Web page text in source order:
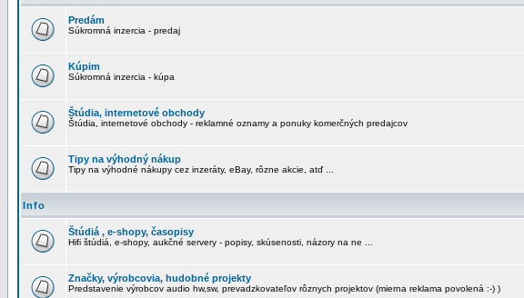
Predám
Súkromná inzercia - predaj
Kúpim
Súkromná inzercia - kúpa
Štúdia, internetové obchody
Štúdia, internetové obchody - reklamné oznamy a ponuky komerčných predajcov
Tipy na výhodný nákup
Tipy na výhodné nákupy cez inzeráty, eBay, rôzne akcie, atď ...
Info
Štúdiá , e-shopy, časopisy
Hifi štúdiá, e-shopy, aukčné servery - popisy, skúsenosti, názory na ne ...
Značky, výrobcovia, hudobné projekty
Predstavenie výrobcov audio hw,sw, prevadzkovateľov rôznych projektov (mierna reklama povolená :-) )